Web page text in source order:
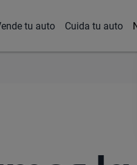
tu auto Cuida tu auto